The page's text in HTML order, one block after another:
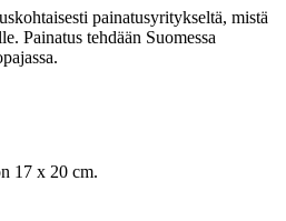
painatusyritykseltä, mistä
Painatus tehdään Suomessa
17 x 20 cm.